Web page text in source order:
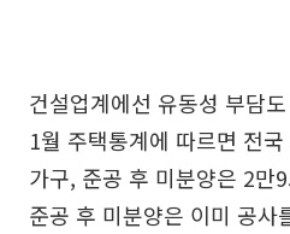
건설업계에선 유동성 부담
1월 주택통계에 따르면 전
가구, 준공 후 미분양은 2만
준공 후 미분양은 이미 공사